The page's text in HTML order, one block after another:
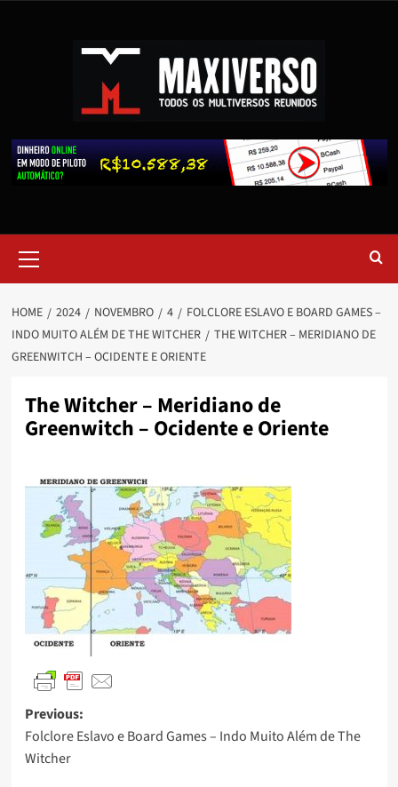
HOME 2024 NOVEMBRO 4
FOLCLORE ESLAVO E BOARD GAMES –
INDO MUITO ALÉM DE THE WITCHER
THE WITCHER – MERIDIANO DE
GREENWITCH – OCIDENTE E ORIENTE
The Witcher – Meridiano de
Greenwitch – Ocidente e Oriente
Previous:
Folclore Eslavo e Board Games – Indo Muito Além de The
Witcher